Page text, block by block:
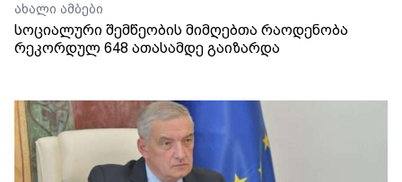
ახალი ამბები
სოციალური შემწეობის მიმღებთა რაოდენობა
რეკორდულ 648 ათასამდე გაიზარდა